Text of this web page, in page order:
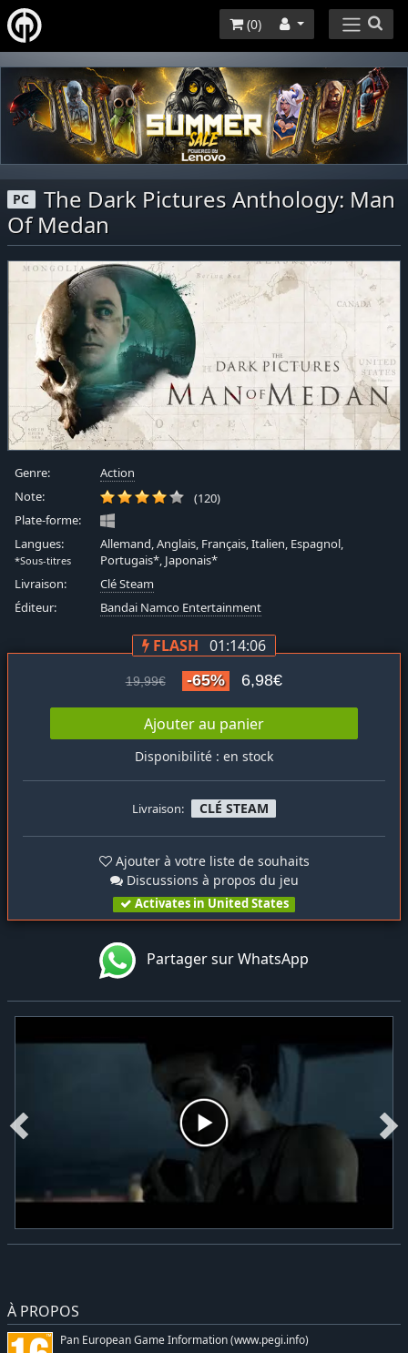
(0)
PC
The Dark Pictures Anthology: Man
Of Medan
Genre:
Action
Note:
(120)
Plate-forme:
Langues:
*Sous-titres
Allemand, Anglais, Français, Italien, Espagnol,
Portugais*, Japonais*
Livraison:
Clé Steam
Éditeur:
Bandai Namco Entertainment
FLASH 01:14:06
19,99€ -65% 6,98€
Ajouter au panier
Disponibilité : en stock
Livraison: CLÉ STEAM
Ajouter à votre liste de souhaits
Discussions à propos du jeu
Activates in United States
Partager sur WhatsApp
À PROPOS
Pan European Game Information (www.pegi.info)